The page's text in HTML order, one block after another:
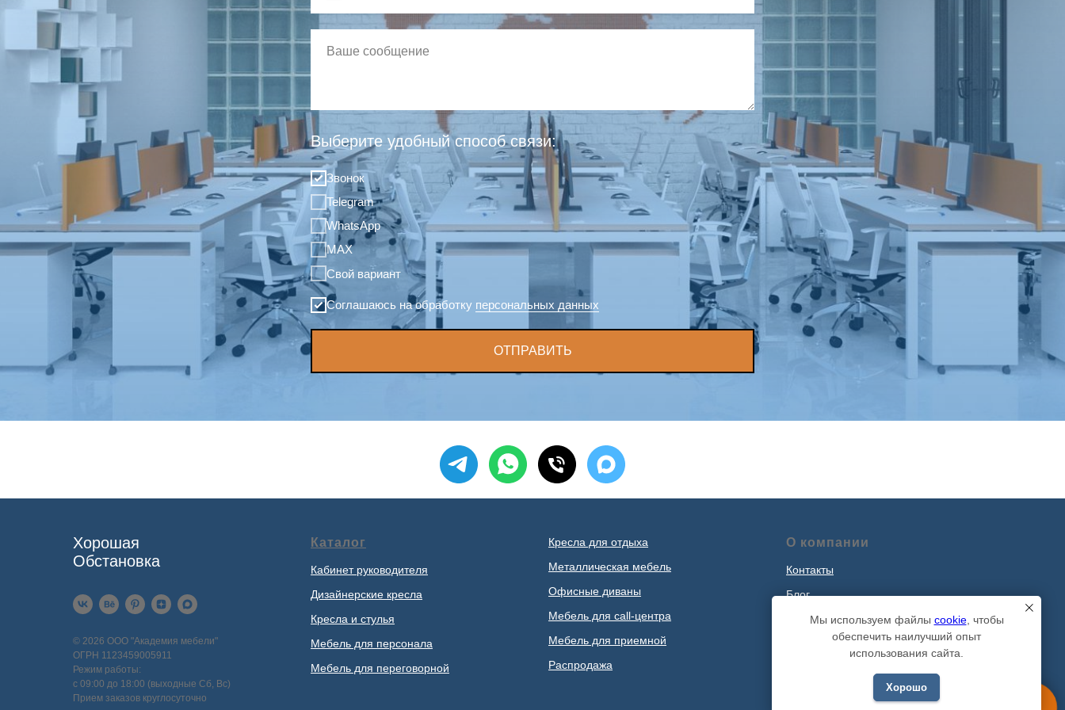
Выберите удобный способ связи:
Звонок
Telegram
WhatsApp
MAX
Свой вариант
Соглашаюсь на обработку персональных данных
ОТПРАВИТЬ
Мы используем файлы cookie, чтобы
обеспечить наилучший опыт
использования сайта.
Хорошо
Хорошая
Обстановка
© 2026 ООО "Академия мебели"
ОГРН 1123459005911
Режим работы:
с 09:00 до 18:00 (выходные Сб, Вс)
Прием заказов круглосуточно
Каталог
Кабинет руководителя
Дизайнерские кресла
Кресла и стулья
Мебель для персонала
Мебель для переговорной
Кресла для отдыха
Металлическая мебель
Офисные диваны
Мебель для call-центра
Мебель для приемной
Распродажа
О компании
Контакты
Блог
Наши проекты
Политика обработки персональных